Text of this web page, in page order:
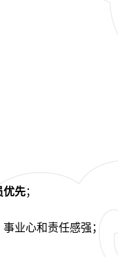
优先；
业心和责任感强；